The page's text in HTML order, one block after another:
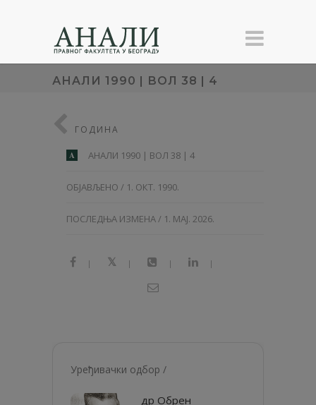
АНAЛИ 1990 | ВОЛ 38 | 4
ГОДИНА
A АНAЛИ 1990 | ВОЛ 38 | 4
ОБЈАВЉЕНО / 1. ОКТ. 1990.
ПОСЛЕДЊА ИЗМЕНА / 1. МАЈ. 2026.
| | | |
Уређивачки одбор /
др Обрен